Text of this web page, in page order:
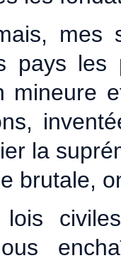
pays
mineure
la
brutale,